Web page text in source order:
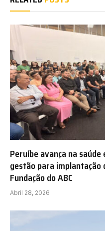
Peruíbe avança na
gestão para implantação
Fundação do ABC
Abril 28, 2026